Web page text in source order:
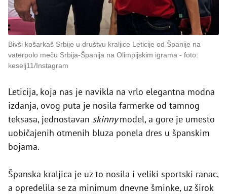
Bivši košarkaš Srbije u društvu kraljice Leticije od Španije na
vaterpolo meču Srbija-Španija na Olimpijskim igrama
foto:
keselj11/Instagram
Leticija, koja nas je navikla na vrlo elegantna modna
izdanja, ovog puta je nosila farmerke od tamnog
teksasa, jednostavan skinnymodel, a gore je umesto
uobičajenih otmenih bluza ponela dres u španskim
bojama.
Španska kraljica je uz to nosila i veliki sportski ranac,
a opredelila se za minimum dnevne šminke, uz širok